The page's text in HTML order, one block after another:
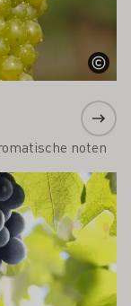
noten